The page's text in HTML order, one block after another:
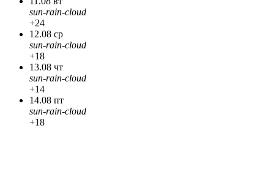
sun-rain-cloud
+24
12.08 ср
sun-rain-cloud
+18
13.08 чт
sun-rain-cloud
+14
14.08 пт
sun-rain-cloud
+18